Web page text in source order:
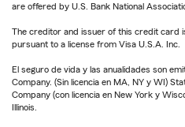
are offered by U.S. Bank National
The creditor and issuer of this credit card
pursuant to a license from Visa U.S.A. Inc.
El seguro de vida y las anualidades son
Company. (Sin licencia en MA, NY y WI)
Company (con licencia en New York y
Illinois.